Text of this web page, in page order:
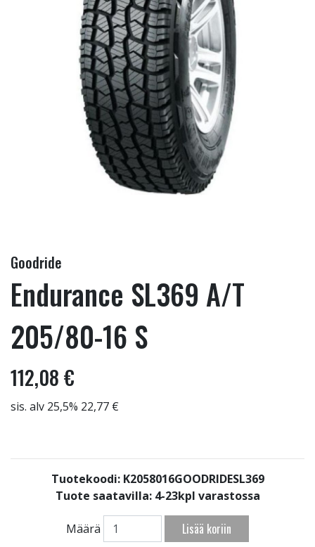
Goodride
Endurance SL369 A/T
205/80-16 S
112,08 €
sis. alv 25,5% 22,77 €
Tuotekoodi: K2058016GOODRIDESL369
Tuote saatavilla: 4-23kpl varastossa
Määrä Lisää koriin